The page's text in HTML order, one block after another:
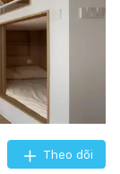
Theo dõi